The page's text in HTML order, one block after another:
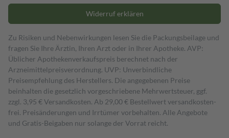
Widerruf erklären
Zu Risiken und Nebenwirkungen lesen Sie die Packungsbeilage und
fragen Sie Ihre Ärztin, Ihren Arzt oder in Ihrer Apotheke. AVP:
Üblicher Apothekenverkaufspreis berechnet nach der
Arzneimittelpreisverordnung. UVP: Unverbindliche
Preisempfehlung des Herstellers. Die angegebenen Preise
beinhalten die gesetzlich vorgeschriebene Mehrwertsteuer, ggf.
zzgl. 3,95 € Versandkosten. Ab 29,00 € Bestell­wert versand­kosten­
frei. Preisänderungen und Irrtümer vorbehalten. Alle Angebote
und Gratis-Beigaben nur solange der Vorrat reicht.